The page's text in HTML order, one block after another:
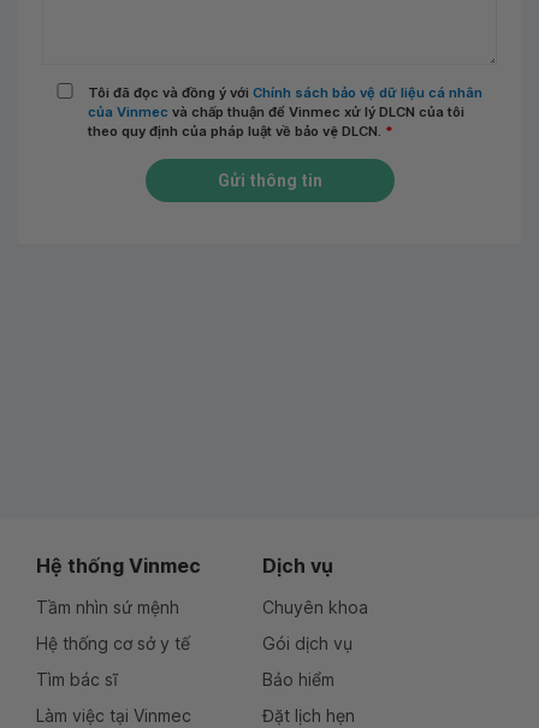
Tôi đã đọc và đồng ý với Chính sách bảo vệ dữ liệu cá nhân
của Vinmec và chấp thuận để Vinmec xử lý DLCN của tôi
theo quy định của pháp luật về bảo vệ DLCN. *
Gửi thông tin
Hệ thống Vinmec
Tầm nhìn sứ mệnh
Hệ thống cơ sở y tế
Tìm bác sĩ
Làm việc tại Vinmec
Dịch vụ
Chuyên khoa
Gói dịch vụ
Bảo hiểm
Đặt lịch hẹn